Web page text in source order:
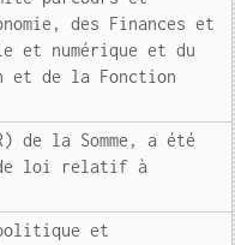
des Finances et
et numérique et du
et de la Fonction
de la Somme, a été
de loi relatif à
politique et